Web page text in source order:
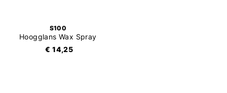
S100
Hoogglans Wax Spray
€ 14,25